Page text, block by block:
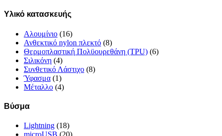
Υλικό κατασκευής
Αλουμίνιο (16)
Ανθεκτικό nylon πλεκτό (8)
Θερμοπλαστική Πολϋουρεθάνη (TPU) (6)
Σιλικόνη (4)
Συνθετικό Λάστιχο (8)
Ύφασμα (1)
Μέταλλο (4)
Βύσμα
Lightning (18)